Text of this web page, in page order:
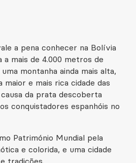
a pena conhecer na Bolívia
mais de 4.000 metros de
montanha ainda mais alta,
maior e mais rica cidade das
da prata descoberta
conquistadores espanhóis no
Património Mundial pela
e colorida, e uma cidade